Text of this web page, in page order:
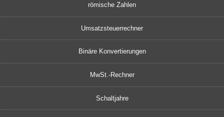
römische Zahlen
Umsatzsteuerrechner
Binäre Konvertierungen
MwSt.-Rechner
Schaltjahre